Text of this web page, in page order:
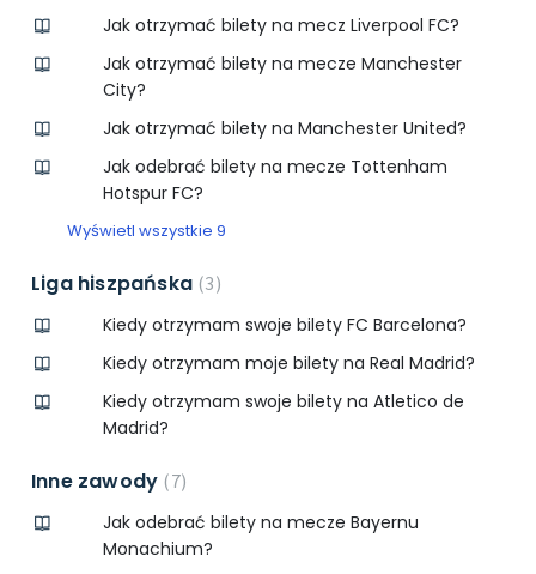
Jak otrzymać bilety na mecz Liverpool FC?
Jak otrzymać bilety na mecze Manchester
City?
Jak otrzymać bilety na Manchester United?
Jak odebrać bilety na mecze Tottenham
Hotspur FC?
Wyświetl wszystkie 9
Liga hiszpańska 3
Kiedy otrzymam swoje bilety FC Barcelona?
Kiedy otrzymam moje bilety na Real Madrid?
Kiedy otrzymam swoje bilety na Atletico de
Madrid?
Inne zawody 7
Jak odebrać bilety na mecze Bayernu
Monachium?